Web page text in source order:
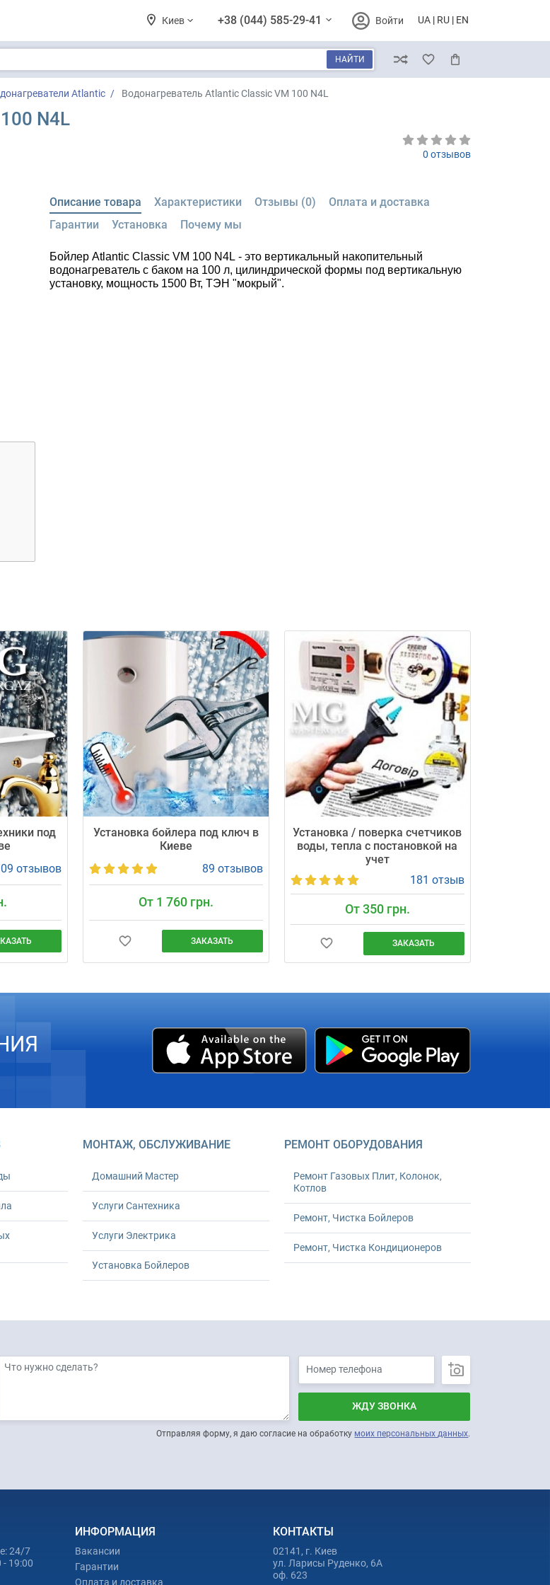
Киев +38 (044) 585-29-41 Войти UA RU EN
НАЙТИ СравнениеИзбранноеКорзина
Atlantic Водонагреватель Atlantic Classic VM 100 N4L
N4L
0 отзывов
Описание товара Характеристики Отзывы (0)
Оплата и доставка
Гарантии
Установка Почему мы
Бойлер Atlantic Classic VM 100 N4L - это вертикальный накопительный
водонагреватель с баком на 100 л, цилиндрической формы под вертикальную
установку, мощность 1500 Вт, ТЭН "мокрый".
под
отзывов
Установка бойлера под ключ в
Киеве
89 отзывов
От 1 760 грн.
ЗАКАЗАТЬ
согласованным коммуникациям,
Установка / поверка счетчиков
воды, тепла с постановкой на
учет
181 отзыв
От 350 грн.
ЗАКАЗАТЬ
опломбировкой ведомственными
ключ. Гарантия - 24 месяца.
МОНТАЖ, ОБСЛУЖИВАНИЕ
Домашний Мастер
Услуги Сантехника
Услуги Электрика
Установка Бойлеров
РЕМОНТ ОБОРУДОВАНИЯ
Ремонт Газовых Плит, Колонок,
Котлов
Ремонт, Чистка Бойлеров
Ремонт, Чистка Кондиционеров
ЖДУ ЗВОНКА
Отправляя форму, я даю согласие на обработку моих персональных данных.
24/7
- 19:00
ИНФОРМАЦИЯ
Вакансии
Гарантии
Оплата и доставка
КОНТАКТЫ
02141, г. Киев
ул. Ларисы Руденко, 6А
оф. 623